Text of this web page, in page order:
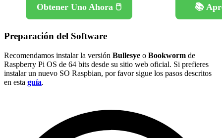
Obtener Uno Ahora 🖱️ 📚
Preparación del Software
Recomendamos instalar la versión Bullesye o Bookworm de
Raspberry Pi OS de 64 bits desde su sitio web oficial. Si prefieres
instalar un nuevo SO Raspbian, por favor sigue los pasos descritos
en esta guía.